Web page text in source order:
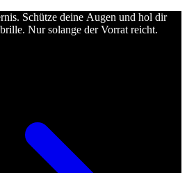
Schütze deine Augen und hol dir
Nur solange der Vorrat reicht.